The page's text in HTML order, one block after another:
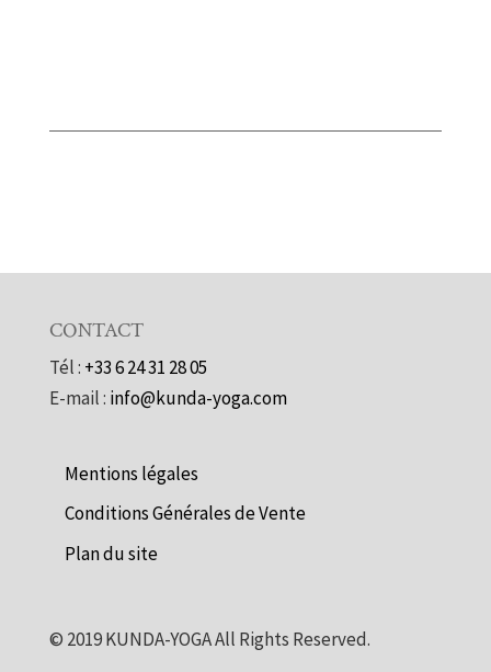
CONTACT
Tél : +33 6 24 31 28 05
E-mail : info@kunda-yoga.com
Mentions légales
Conditions Générales de Vente
Plan du site
© 2019KUNDA-YOGA All Rights Reserved.